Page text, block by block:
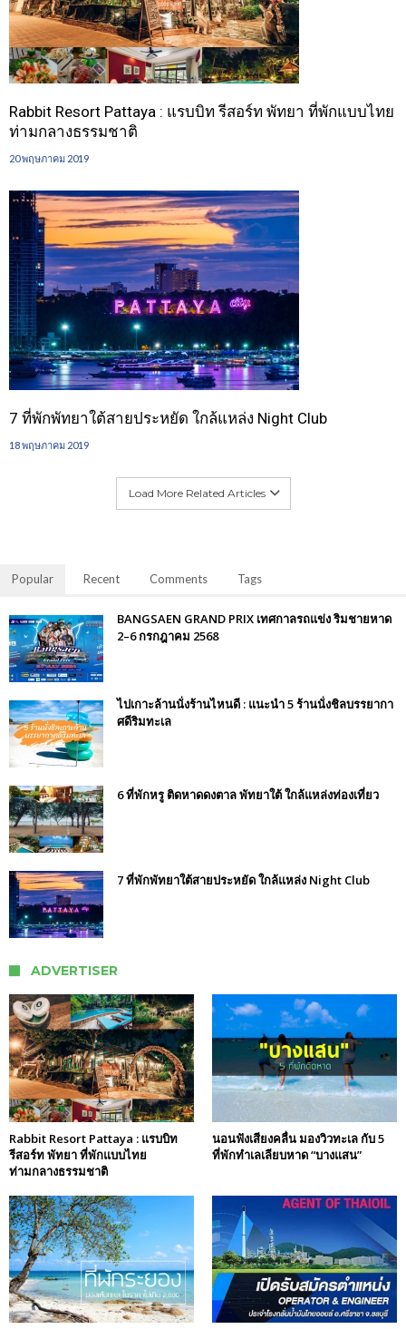
Rabbit Resort Pattaya : แรบบิท รีสอร์ท พัทยา ที่พักแบบไทย
ท่ามกลางธรรมชาติ
20 พฤษภาคม 2019
7 ที่พักพัทยาใต้สายประหยัด ใกล้แหล่ง Night Club
18 พฤษภาคม 2019
Load More Related Articles
Popular Recent Comments Tags
BANGSAEN GRAND PRIX เทศกาลรถแข่ง ริมชายหาด
2–6 กรกฎาคม 2568
ไปเกาะล้านนั่งร้านไหนดี : แนะนำ 5 ร้านนั่งชิลบรรยากา
ศดีริมทะเล
6 ที่พักหรู ติดหาดดงตาล พัทยาใต้ ใกล้แหล่งท่องเที่ยว
7 ที่พักพัทยาใต้สายประหยัด ใกล้แหล่ง Night Club
ADVERTISER
Rabbit Resort Pattaya : แรบบิท
รีสอร์ท พัทยา ที่พักแบบไทย
ท่ามกลางธรรมชาติ
นอนฟังเสียงคลื่น มองวิวทะเล กับ 5
ที่พักทำเลเลียบหาด “บางแสน”